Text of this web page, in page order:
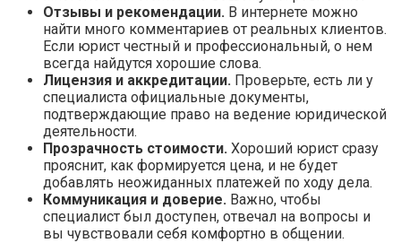
Отзывы и рекомендации. В интернете можно
найти много комментариев от реальных клиентов.
Если юрист честный и профессиональный, о нем
всегда найдутся хорошие слова.
Лицензия и аккредитации. Проверьте, есть ли у
специалиста официальные документы,
подтверждающие право на ведение юридической
деятельности.
Прозрачность стоимости. Хороший юрист сразу
прояснит, как формируется цена, и не будет
добавлять неожиданных платежей по ходу дела.
Коммуникация и доверие. Важно, чтобы
специалист был доступен, отвечал на вопросы и
вы чувствовали себя комфортно в общении.